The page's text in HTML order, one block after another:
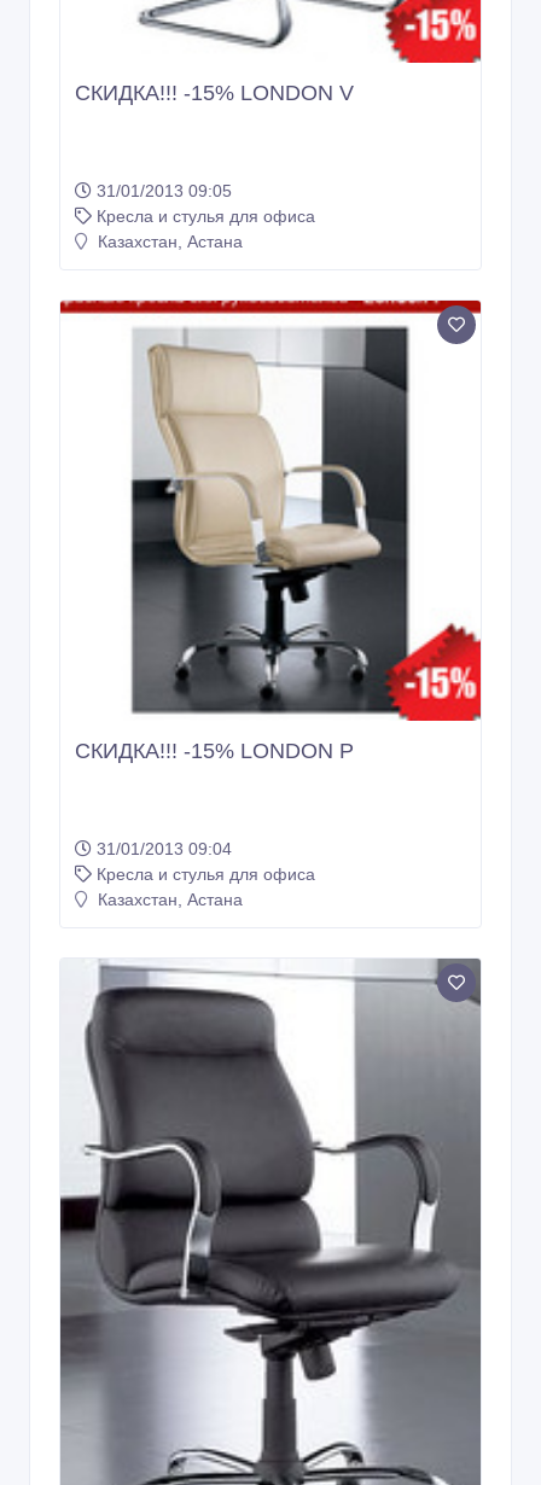
СКИДКА!!! -15% LONDON V
31/01/2013 09:05
Кресла и стулья для офиса
Казахстан, Астана
СКИДКА!!! -15% LONDON P
31/01/2013 09:04
Кресла и стулья для офиса
Казахстан, Астана